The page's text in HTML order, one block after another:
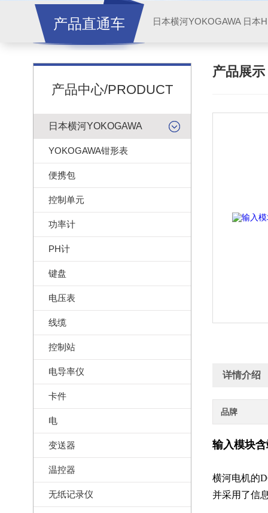
产品直通车 日本横河YOKOGAWA 日本
产品中心/PRODUCT
日本横河YOKOGAWA
YOKOGAWA钳形表
便携包
控制单元
功率计
PH计
键盘
电压表
线缆
控制站
电导率仪
卡件
电
变送器
温控器
无纸记录仪
产品展示
详情介绍
品牌
输入模块
横河电机的
并采用了信